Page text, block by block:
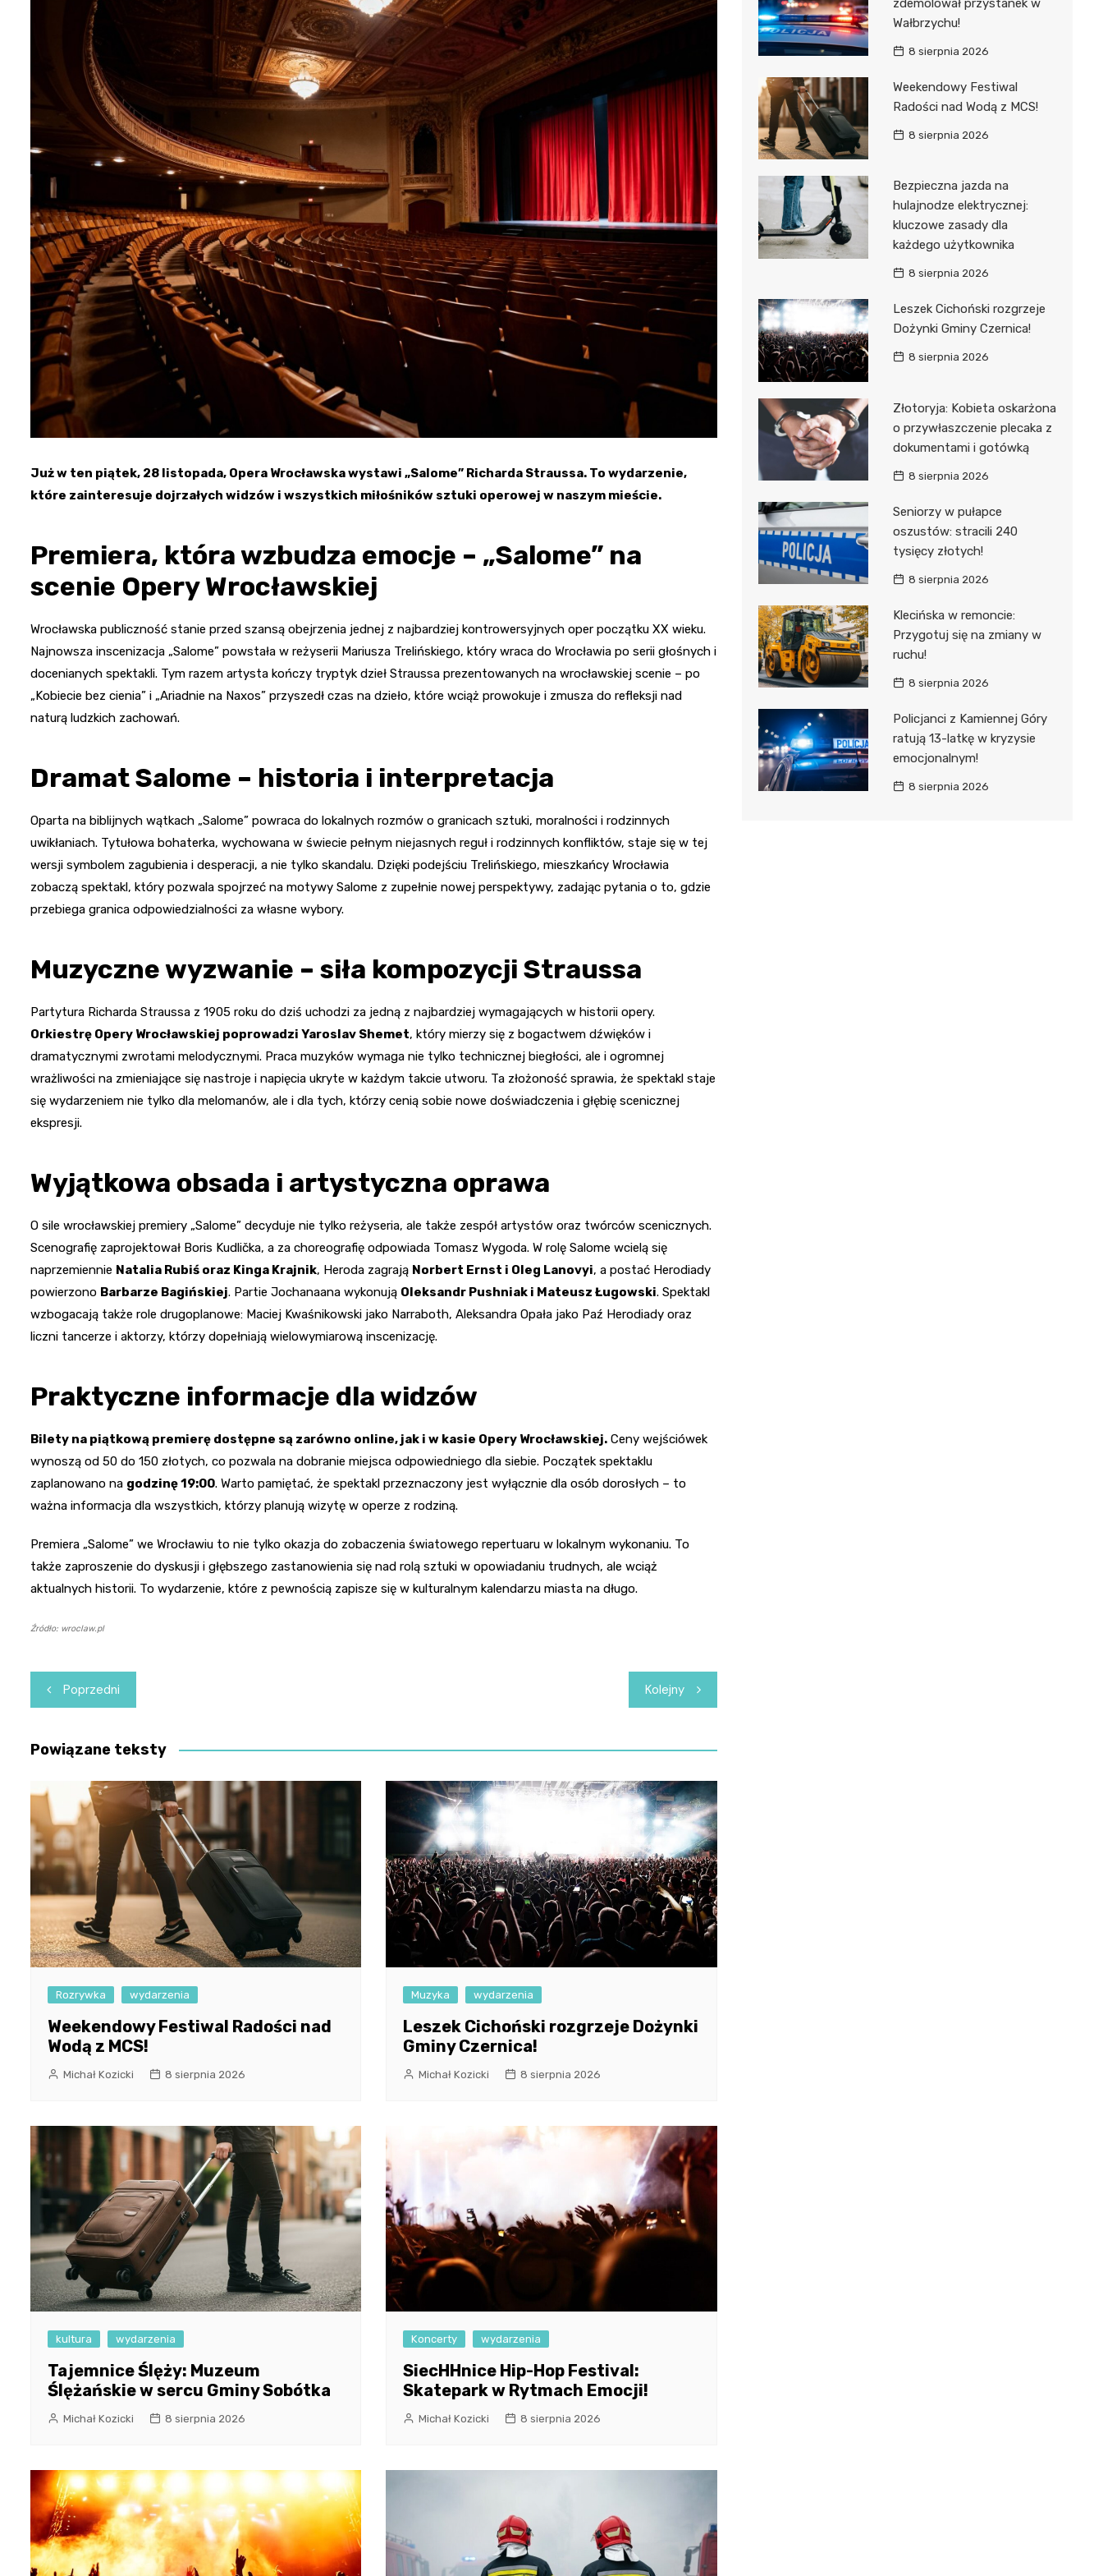
Fryzjer
Kino
Poczta
Już w ten piątek, 28 listopada, Opera Wrocławska wystawi „Salome” Richarda Straussa. To wydarzenie,
które zainteresuje dojrzałych widzów i wszystkich miłośników sztuki operowej w naszym mieście.
Premiera, która wzbudza emocje – „Salome” na
scenie Opery Wrocławskiej
Wrocławska publiczność stanie przed szansą obejrzenia jednej z najbardziej kontrowersyjnych oper początku XX wieku.
Najnowsza inscenizacja „Salome” powstała w reżyserii Mariusza Trelińskiego, który wraca do Wrocławia po serii głośnych i
docenianych spektakli. Tym razem artysta kończy tryptyk dzieł Straussa prezentowanych na wrocławskiej scenie – po
„Kobiecie bez cienia” i „Ariadnie na Naxos” przyszedł czas na dzieło, które wciąż prowokuje i zmusza do refleksji nad
naturą ludzkich zachowań.
Dramat Salome – historia i interpretacja
Oparta na biblijnych wątkach „Salome” powraca do lokalnych rozmów o granicach sztuki, moralności i rodzinnych
uwikłaniach. Tytułowa bohaterka, wychowana w świecie pełnym niejasnych reguł i rodzinnych konfliktów, staje się w tej
wersji symbolem zagubienia i desperacji, a nie tylko skandalu. Dzięki podejściu Trelińskiego, mieszkańcy Wrocławia
zobaczą spektakl, który pozwala spojrzeć na motywy Salome z zupełnie nowej perspektywy, zadając pytania o to, gdzie
przebiega granica odpowiedzialności za własne wybory.
Muzyczne wyzwanie – siła kompozycji Straussa
Partytura Richarda Straussa z 1905 roku do dziś uchodzi za jedną z najbardziej wymagających w historii opery.
Orkiestrę Opery Wrocławskiej poprowadzi Yaroslav Shemet, który mierzy się z bogactwem dźwięków i
dramatycznymi zwrotami melodycznymi. Praca muzyków wymaga nie tylko technicznej biegłości, ale i ogromnej
wrażliwości na zmieniające się nastroje i napięcia ukryte w każdym takcie utworu. Ta złożoność sprawia, że spektakl staje
się wydarzeniem nie tylko dla melomanów, ale i dla tych, którzy cenią sobie nowe doświadczenia i głębię scenicznej
ekspresji.
Wyjątkowa obsada i artystyczna oprawa
O sile wrocławskiej premiery „Salome” decyduje nie tylko reżyseria, ale także zespół artystów oraz twórców scenicznych.
Scenografię zaprojektował Boris Kudlička, a za choreografię odpowiada Tomasz Wygoda. W rolę Salome wcielą się
naprzemiennie Natalia Rubiś oraz Kinga Krajnik, Heroda zagrają Norbert Ernst i Oleg Lanovyi, a postać Herodiady
powierzono Barbarze Bagińskiej. Partie Jochanaana wykonują Oleksandr Pushniak i Mateusz Ługowski. Spektakl
wzbogacają także role drugoplanowe: Maciej Kwaśnikowski jako Narraboth, Aleksandra Opała jako Paź Herodiady oraz
liczni tancerze i aktorzy, którzy dopełniają wielowymiarową inscenizację.
Praktyczne informacje dla widzów
Bilety na piątkową premierę dostępne są zarówno online, jak i w kasie Opery Wrocławskiej. Ceny wejściówek
wynoszą od 50 do 150 złotych, co pozwala na dobranie miejsca odpowiedniego dla siebie. Początek spektaklu
zaplanowano na godzinę 19:00. Warto pamiętać, że spektakl przeznaczony jest wyłącznie dla osób dorosłych – to
ważna informacja dla wszystkich, którzy planują wizytę w operze z rodziną.
Premiera „Salome” we Wrocławiu to nie tylko okazja do zobaczenia światowego repertuaru w lokalnym wykonaniu. To
także zaproszenie do dyskusji i głębszego zastanowienia się nad rolą sztuki w opowiadaniu trudnych, ale wciąż
aktualnych historii. To wydarzenie, które z pewnością zapisze się w kulturalnym kalendarzu miasta na długo.
Źródło: wroclaw.pl
Nawigacja
wpisu
Poprzedni Kolejny
Powiązane teksty
Rozrywka wydarzenia
Weekendowy Festiwal Radości nad
Wodą z MCS!
Michał Kozicki 8 sierpnia 2026
Muzyka wydarzenia
Leszek Cichoński rozgrzeje Dożynki
Gminy Czernica!
Michał Kozicki 8 sierpnia 2026
kultura wydarzenia
Tajemnice Ślęży: Muzeum
Ślężańskie w sercu Gminy Sobótka
Michał Kozicki 8 sierpnia 2026
Koncerty wydarzenia
SiecHHnice Hip-Hop Festival:
Skatepark w Rytmach Emocji!
Michał Kozicki 8 sierpnia 2026
zdemolował przystanek w
Wałbrzychu!
8 sierpnia 2026
Weekendowy Festiwal
Radości nad Wodą z MCS!
8 sierpnia 2026
Bezpieczna jazda na
hulajnodze elektrycznej:
kluczowe zasady dla
każdego użytkownika
8 sierpnia 2026
Leszek Cichoński rozgrzeje
Dożynki Gminy Czernica!
8 sierpnia 2026
Złotoryja: Kobieta oskarżona
o przywłaszczenie plecaka z
dokumentami i gotówką
8 sierpnia 2026
Seniorzy w pułapce
oszustów: stracili 240
tysięcy złotych!
8 sierpnia 2026
Klecińska w remoncie:
Przygotuj się na zmiany w
ruchu!
8 sierpnia 2026
Policjanci z Kamiennej Góry
ratują 13-latkę w kryzysie
emocjonalnym!
8 sierpnia 2026